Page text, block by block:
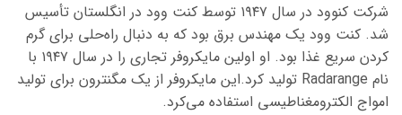
شرکت کنوود در سال ۱۹۴۷ توسط کنت وود در انگلستان تأسیس
شد. کنت وود یک مهندس برق بود که به دنبال راه‌حلی برای گرم
کردن سریع غذا بود. او اولین مایکروفر تجاری را در سال ۱۹۴۷ با
نام Radarange تولید
کرد.این مایکروفر از یک مگنترون برای تولید
امواج الکترومغناطیسی استفاده می‌کرد.